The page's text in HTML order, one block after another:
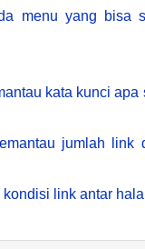
menu yang bisa
kata kunci
jumlah link
link antar